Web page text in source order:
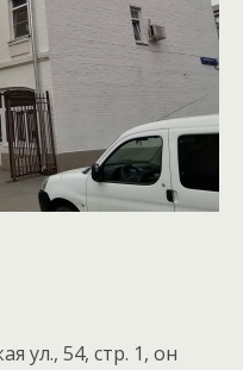
ул., 54, стр. 1, он